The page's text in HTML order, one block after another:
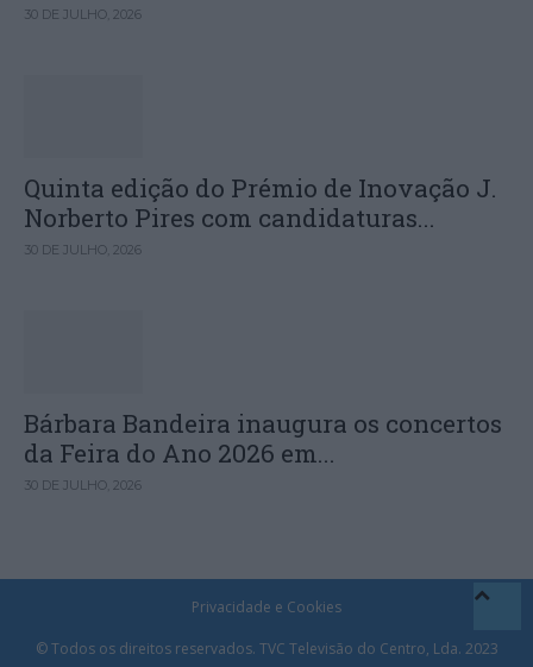
30 DE JULHO, 2026
Quinta edição do Prémio de Inovação J.
Norberto Pires com candidaturas...
30 DE JULHO, 2026
Bárbara Bandeira inaugura os concertos
da Feira do Ano 2026 em...
30 DE JULHO, 2026
Privacidade e Cookies
© Todos os direitos reservados. TVC Televisão do Centro, Lda. 2023